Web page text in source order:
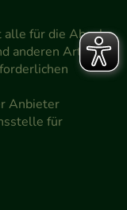
für die Abgabe
anderen Artikeln
Anbieter
für